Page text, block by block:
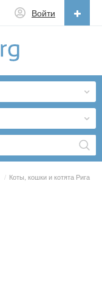
Войти
/ Коты, кошки и котята Рига